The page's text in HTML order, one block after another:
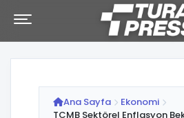
Ana Sayfa
Ekonomi
TCMB Sektörel Enflasyon